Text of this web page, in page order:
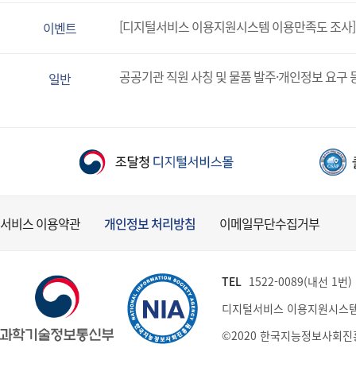
이벤트 [디지털서비스 이용지원시스템 이용만족도 조
일반 공공기관 직원 사칭 및 물품 발주·개인정보 요구
서비스 이용약관 개인정보 처리방침 이메일무단수집거부
TEL 1522-0089(내선 1번
디지털서비스 이용지원시스
©2020 한국지능정보사회진